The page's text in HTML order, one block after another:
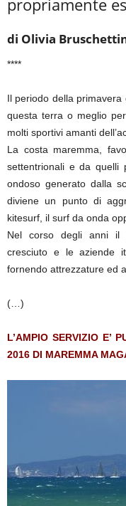
di Olivia
****
Il periodo della
questa terra o meglio
molti sportivi amanti
La costa maremma,
settentrionali e da quelli
ondoso generato dalla
diviene un punto di
kitesurf, il surf da onda
Nel corso degli anni il
cresciuto e le aziende
fornendo attrezzature ed
(…)
L’AMPIO SERVIZIO E’
2016 DI MAREMMA